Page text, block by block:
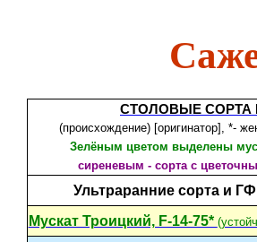
СТОЛОВЫЕ СОРТА
(происхождение) [оригинатор], *-
Зелёным цветом выделены
сиреневым - сорта с
Ультраранние сорта и
Мускат Троицкий, F-14-75*